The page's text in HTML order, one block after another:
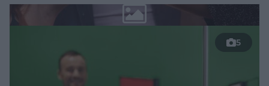
5